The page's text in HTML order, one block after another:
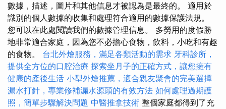
數據，描述，圖片和其他信息才被認為是最終的。 適用於
識別的個人數據的收集和處理符合適用的數據保護法規。
您可以在此處閱讀我們的數據管理信息。 多勞用的度假勝
地非常適合家庭，因為您不必擔心食物，飲料，小吃和有趣
的食物。 台北外燴服務，滿足各類活動的需求 牙科診所，
提供全方位的口腔治療 探索坐月子的正確方式，讓您擁有
健康的產後生活 小型外燴推薦，適合親友聚會的完美選擇
漏水打針，專業修補漏水源頭的有效方法 如何處理過期護
照，簡單步驟解決問題 中醫推拿技術 整個家庭都得到了充